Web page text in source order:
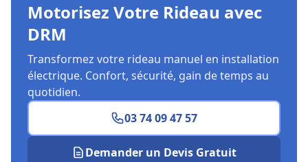
Motorisez Votre Rideau avec
DRM
Transformez votre rideau manuel en installation
électrique. Confort, sécurité, gain de temps au
quotidien.
03 74 09 47 57
Demander un Devis Gratuit